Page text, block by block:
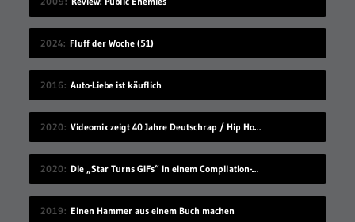
2024 Fluff der Woche (51)
2016 Auto-Liebe ist käuflich
2020 Videomix zeigt 40 Jahre Deutschrap / Hip Hop in 7:30 Minuten
2020 Die „Star Turns GIFs“ in einem Compilation-Video
2019 Einen Hammer aus einem Buch machen